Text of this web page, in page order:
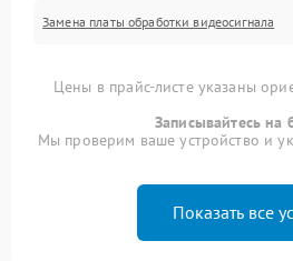
Замена платы обработки видеосигнала
Цены в прайс-листе указаны
Записывайтесь на
Мы проверим ваше устройство и
Показать все